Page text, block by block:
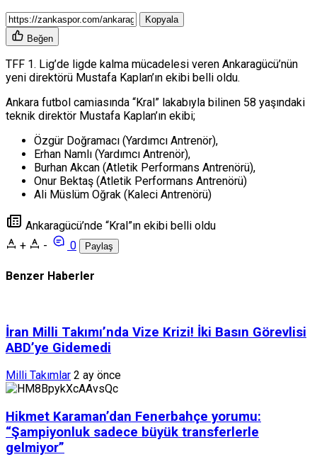
Kopyala
Beğen
TFF 1. Lig’de ligde kalma mücadelesi veren Ankaragücü’nün
yeni direktörü Mustafa Kaplan’ın ekibi belli oldu.
Ankara futbol camiasında “Kral” lakabıyla bilinen 58 yaşındaki
teknik direktör Mustafa Kaplan’ın ekibi;
Özgür Doğramacı (Yardımcı Antrenör),
Erhan Namlı (Yardımcı Antrenör),
Burhan Akcan (Atletik Performans Antrenörü),
Onur Bektaş (Atletik Performans Antrenörü)
Ali Müslüm Oğrak (Kaleci Antrenörü)
Ankaragücü’nde “Kral”ın ekibi belli oldu
+
- 0 Paylaş
Benzer Haberler
İran Milli Takımı’nda Vize Krizi! İki Basın Görevlisi
ABD’ye Gidemedi
Milli Takımlar 2 ay önce
Hikmet Karaman’dan Fenerbahçe yorumu:
“Şampiyonluk sadece büyük transferlerle
gelmiyor”